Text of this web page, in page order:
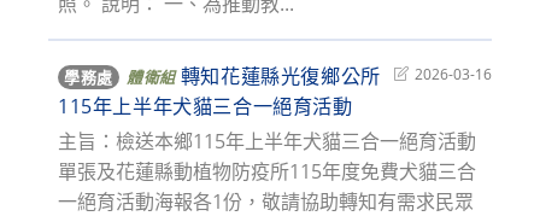
學務處 體衛組 轉知花蓮縣光復鄉公所
115年上半年犬貓三合一絕育活動
Post
modified:
2026-03-16
主旨：檢送本鄉115年上半年犬貓三合一絕育活動
單張及花蓮縣動植物防疫所115年度免費犬貓三合
一絕育活動海報各1份，敬請協助轉知有需求民眾